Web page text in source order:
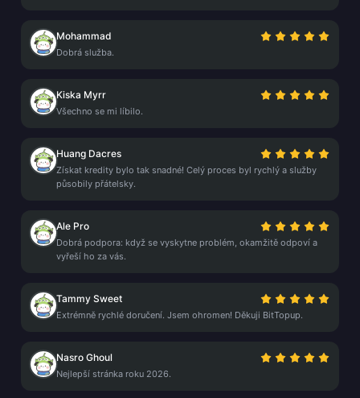
Mohammad
Dobrá služba.
Kiska Myrr
Všechno se mi líbilo.
Huang Dacres
Získat kredity bylo tak snadné! Celý proces byl rychlý a služby
působily přátelsky.
Ale Pro
Dobrá podpora: když se vyskytne problém, okamžitě odpoví a
vyřeší ho za vás.
Tammy Sweet
Extrémně rychlé doručení. Jsem ohromen! Děkuji BitTopup.
Nasro Ghoul
Nejlepší stránka roku 2026.